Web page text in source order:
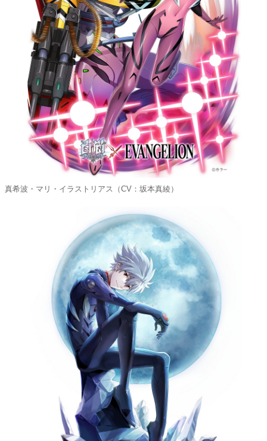
真希波・マリ・イラストリアス（CV：坂本真綾）